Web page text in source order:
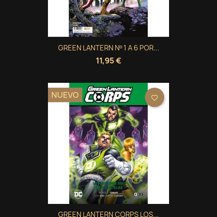
Crear lista de deseos
((modalTitle))
Iniciar sesión
GREEN LANTERN Nº 1 A 6 POR...
11,95 €
GREEN LANTERN CORPS LOS...
NUEVO favorite_border